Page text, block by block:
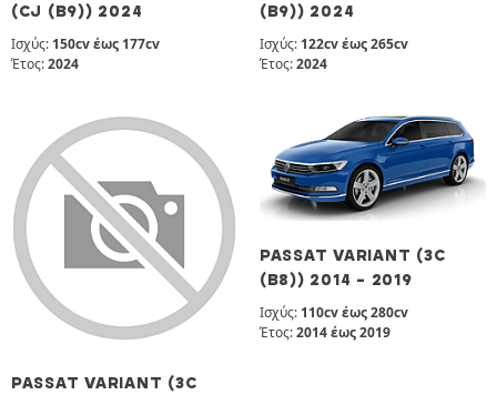
(CJ (B9)) 2024
Ισχύς: 150cv έως 177cv
Έτος:2024
(B9)) 2024
Ισχύς: 122cv έως 265cv
Έτος:2024
PASSAT VARIANT (3C
PASSAT VARIANT (3C
(B8)) 2014 - 2019
Ισχύς: 110cv έως 280cv
Έτος:2014 έως 2019